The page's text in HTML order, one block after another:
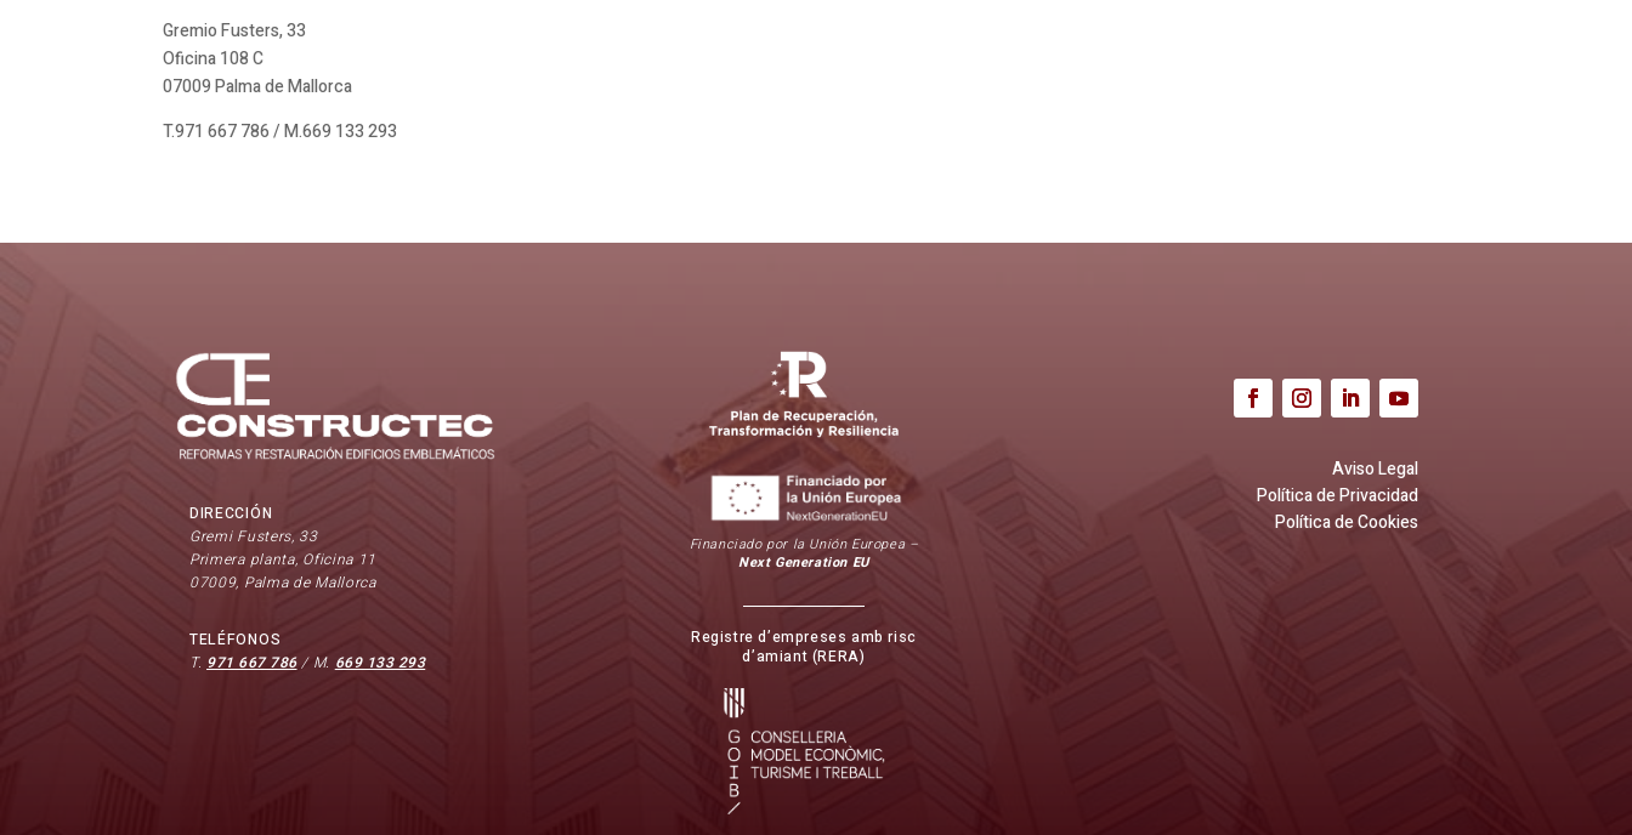
Gremio Fusters, 33
Oficina 108 C
07009 Palma de Mallorca
T.971 667 786 / M.669 133 293
DIRECCIÓN
Gremi Fusters, 33
Primera planta, Oficina 11
07009, Palma de Mallorca
TELÉFONOS
T. 971 667 786/ M. 669 133 293
Financiado por la Unión Europea –
Next Generation EU
Registre d’empreses amb risc
d’amiant (RERA)
Aviso Legal
Política de Privacidad
Política de Cookies